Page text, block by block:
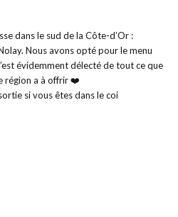
si vous êtes dans le coi